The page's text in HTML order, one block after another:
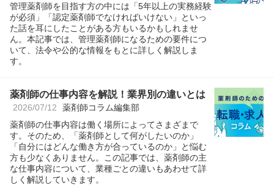
管理薬剤師を目指す方の中には「5年以上の実務経験
が必須」「認定薬剤師でなければいけない」といっ
た話を耳にしたことがある方もいるかもしれませ
ん。本記事では、管理薬剤師になるための要件につ
いて、法令や公的な情報をもとに詳しく解説しま
す。
薬剤師の仕事内容を解説！業界別の違いとは
2026/07/12 薬剤師コラム編集部
薬剤師の仕事内容は働く場所によってさまざまで
す。そのため、「薬剤師として何がしたいのか」
「自分にはどんな働き方が合っているのか」と悩む
方も少なくありません。この記事では、薬剤師の主
な仕事内容について、業種ごとの違いもあわせて詳
しく解説していきます。